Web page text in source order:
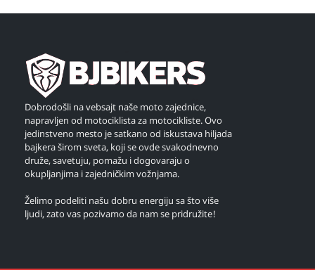
Dobrodošli na vebsajt naše moto zajednice,
napravljen od motociklista za motocikliste. Ovo
jedinstveno mesto je satkano od iskustava hiljada
bajkera širom sveta, koji se ovde svakodnevno
druže, savetuju, pomažu i dogovaraju o
okupljanjima i zajedničkim vožnjama.
Želimo podeliti našu dobru energiju sa što više
ljudi, zato vas pozivamo da nam se pridružite!